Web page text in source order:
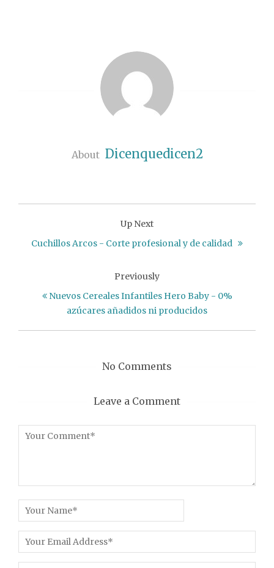
About Dicenquedicen2
Up Next
Cuchillos Arcos - Corte profesional y de calidad
Previously
Nuevos Cereales Infantiles Hero Baby - 0%
azúcares añadidos ni producidos
No Comments
Leave a Comment